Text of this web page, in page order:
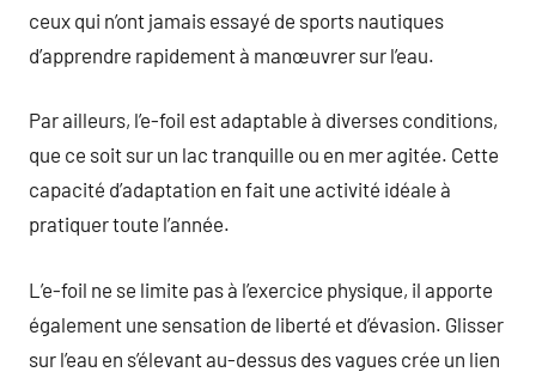
ceux qui n’ont jamais essayé de sports nautiques
d’apprendre rapidement à manœuvrer sur l’eau.
Par ailleurs, l’e-foil est adaptable à diverses conditions,
que ce soit sur un lac tranquille ou en mer agitée. Cette
capacité d’adaptation en fait une activité idéale à
pratiquer toute l’année.
L’e-foil ne se limite pas à l’exercice physique, il apporte
également une sensation de liberté et d’évasion. Glisser
sur l’eau en s’élevant au-dessus des vagues crée un lien